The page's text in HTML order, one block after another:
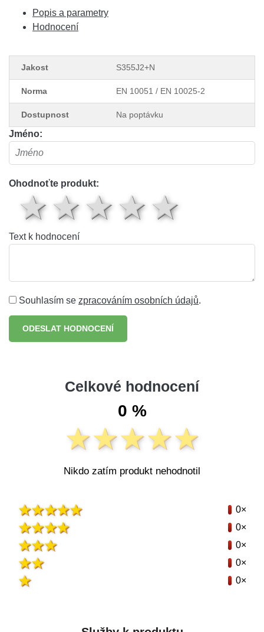
Popis a parametry
Hodnocení
Jakost S355J2+N
Norma EN 10051 / EN 10025-2
Dostupnost Na poptávku
Jméno:
Ohodnoťte produkt:
4
3 hvězdy
2 hvězdy
1 hvězda
Text k hodnocení
Souhlasím se zpracováním osobních údajů.
ODESLAT HODNOCENÍ
Celkové hodnocení
0 %
Nikdo zatím produkt nehodnotil
0×
0×
0×
0×
0×